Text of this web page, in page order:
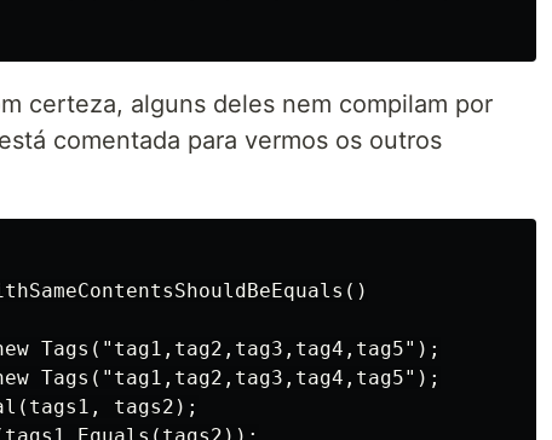
certeza, alguns deles nem compilam por
comentada para vermos os outros
Tags("tag1,tag2,tag3,tag4,tag5");
Tags("tag1,tag2,tag3,tag4,tag5");
tags2);